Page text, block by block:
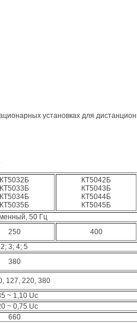
установках для
КТ5032Б
КТ5033Б
КТ5034Б
КТ5035Б
КТ5042Б
КТ5043Б
КТ5044Б
КТ5045Б
50 Гц
250 400
2; 3; 4; 5
380
127, 220, 380
~ 1,10 Uc
~ 0,75 Uc
660